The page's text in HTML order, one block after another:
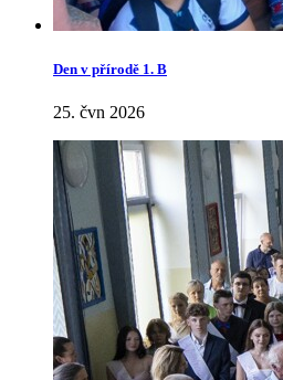
Den v přírodě 1. B
25. čvn 2026